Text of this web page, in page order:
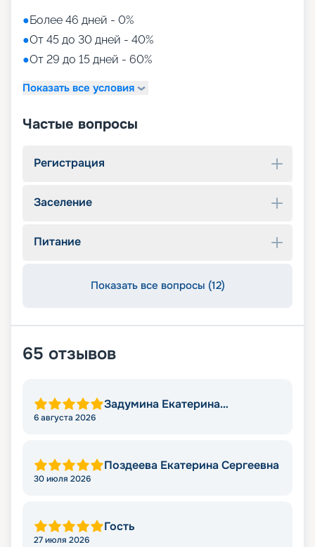
●Более 46 дней - 0%
●От 45 до 30 дней - 40%
●От 29 до 15 дней - 60%
Показать все условия
Частые вопросы
Регистрация
Заселение
Питание
Показать все вопросы (12)
65 отзывов
Задумина Екатерина
6 августа 2026
Поздеева Екатерина Сергеевна
30 июля 2026
Гость
27 июля 2026